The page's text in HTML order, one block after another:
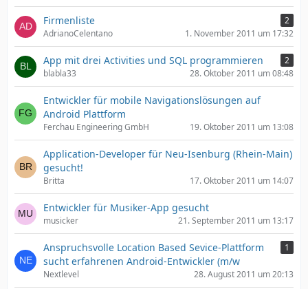
Firmenliste
2
AdrianoCelentano
1. November 2011 um 17:32
App mit drei Activities und SQL programmieren
2
blabla33
28. Oktober 2011 um 08:48
Entwickler für mobile Navigationslösungen auf
Android Plattform
Ferchau Engineering GmbH 19. Oktober 2011 um 13:08
Application-Developer für Neu-Isenburg (Rhein-Main)
gesucht!
Britta 17. Oktober 2011 um 14:07
Entwickler für Musiker-App gesucht
musicker 21. September 2011 um 13:17
Anspruchsvolle Location Based Sevice-Plattform
sucht erfahrenen Android-Entwickler (m/w
1
Nextlevel 28. August 2011 um 20:13